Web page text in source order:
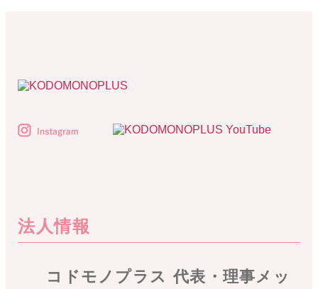
法人情報
コドモノプラス 代表・理事メッ